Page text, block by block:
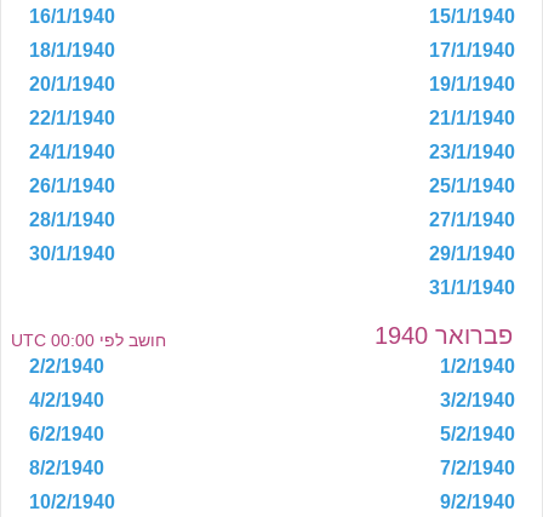
15/1/1940
16/1/1940
17/1/1940
18/1/1940
19/1/1940
20/1/1940
21/1/1940
22/1/1940
23/1/1940
24/1/1940
25/1/1940
26/1/1940
27/1/1940
28/1/1940
29/1/1940
30/1/1940
31/1/1940
פברואר 1940 חושב לפי 00:00 UTC
1/2/1940
2/2/1940
3/2/1940
4/2/1940
5/2/1940
6/2/1940
7/2/1940
8/2/1940
9/2/1940
10/2/1940